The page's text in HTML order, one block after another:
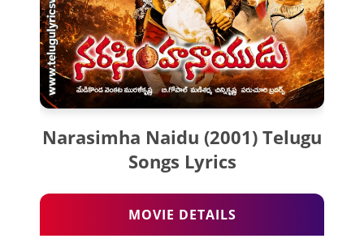
Narasimha Naidu (2001) Telugu
Songs Lyrics
MOVIE DETAILS